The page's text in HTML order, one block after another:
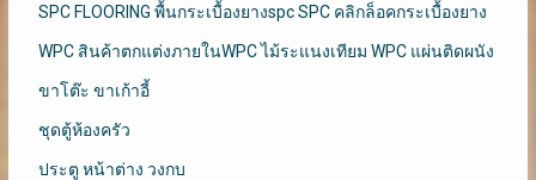
SPC FLOORING พื้นกระเบื้องยางspc SPC คลิกล็อคกระเบื้องยาง
WPC สินค้าตกแต่งภายในWPC ไม้ระแนงเทียม WPC แผ่นติดผนัง
ขาโต๊ะ ขาเก้าอี้
ชุดตู้ห้องครัว
ประตู หน้าต่าง วงกบ